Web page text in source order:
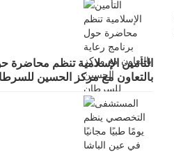
التأمين الإسلامية تنظم محاضرة
بالتعاون مع مركز الحسين